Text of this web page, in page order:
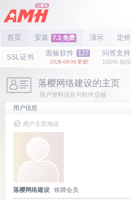
首页 安装 7.3 免费 演示 定价
SSL证书 面板软件 127
2026-08-08 更新!
问答支持
100% 响应
落樱网络建设的主页
用户资料信息与软件店铺
用户信息
用户主页地址
落樱网络建设 铁牌会员